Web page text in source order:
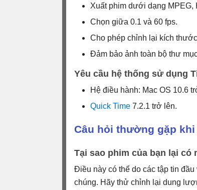
Xuất phim dưới dạng MPEG,
Chọn giữa 0.1 và 60 fps.
Cho phép chỉnh lại kích
Đảm bảo ảnh toàn bộ thư
Yêu cầu hệ thống sử dụng
Hệ điều hành: Mac OS 10.6
Quick Time 7.2.1 trở lên.
Câu hỏi thường gặp
Tại sao phim của bạn lại có
Điều này có thể do các tập tin
chúng. Hãy thử chỉnh lại dung